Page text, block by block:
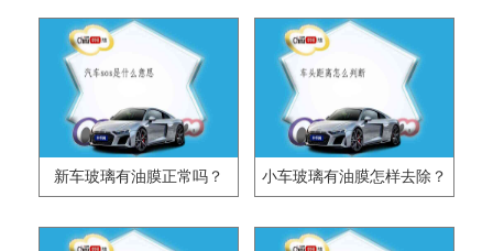
新车玻璃有油膜正常吗？ 小车玻璃有油膜怎样去除？